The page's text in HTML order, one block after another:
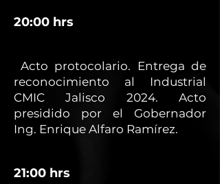
20:00 hrs
Acto protocolario. Entrega de
reconocimiento al Industrial
CMIC Jalisco 2024. Acto
presidido por el Gobernador
Ing. Enrique Alfaro Ramírez.
21:00 hrs